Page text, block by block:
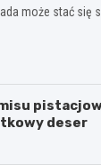
może stać się
deser